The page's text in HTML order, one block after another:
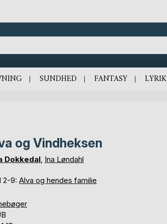
SUNDHED FANTASY LYRIK
og Vindheksen
Dokkedal, Ina Løndahl
2-9: Alva og hendes familie